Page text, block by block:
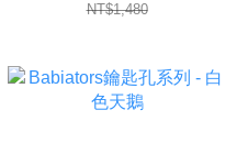
NT$1,480